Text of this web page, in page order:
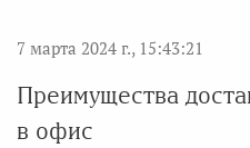
7 марта 2024 г., 15:43:21
Преимущества
в офис